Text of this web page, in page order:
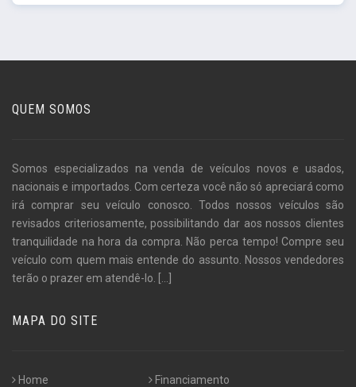
QUEM SOMOS
Somos especializados na venda de veículos novos e usados,
nacionais e importados. Com certeza você não só apreciará como
irá comprar seu veículo conosco. Todos nossos veículos são
revisados criteriosamente, possibilitando dar aos nossos clientes
tranquilidade na hora da compra. Não perca tempo! Compre seu
veículo com quem mais entende do assunto. Nossos vendedores
terão o prazer em atendê-lo.
MAPA DO SITE
Home Financiamento